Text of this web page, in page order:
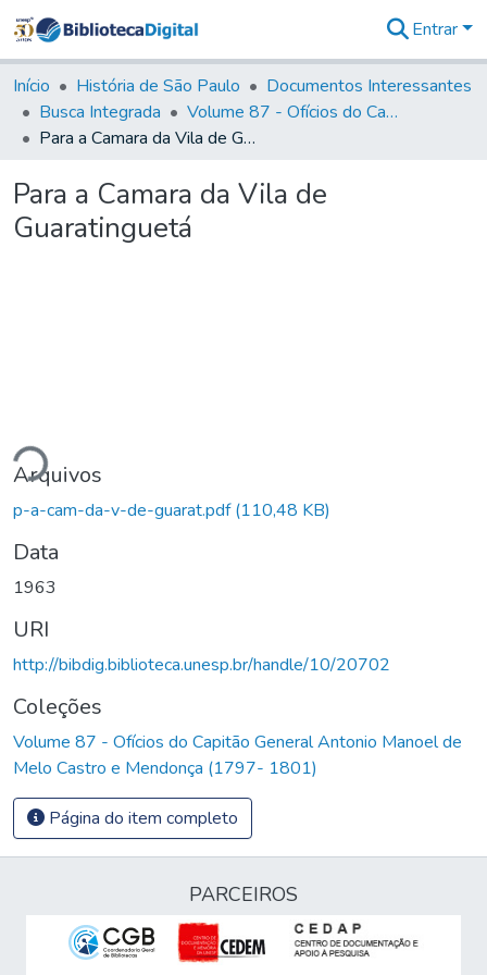
Entrar
Início História de São Paulo
Documentos Interessantes
Busca Integrada
Volume 87 - Ofícios do Capitão General Antonio Manoel de Melo Castro e Mendonça (1797- 1801)
Para a Camara da Vila de Guaratinguetá
Para a Camara da Vila de
Guaratinguetá
Arquivos
p-a-cam-da-v-de-guarat.pdf(110,48 KB)
Data
1963
URI
http://bibdig.biblioteca.unesp.br/handle/10/20702
Coleções
Volume 87 - Ofícios do Capitão General Antonio Manoel de
Melo Castro e Mendonça (1797- 1801)
Página do item completo
PARCEIROS